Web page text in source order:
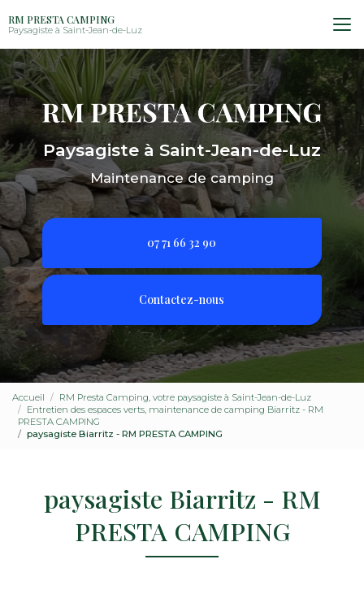
au
contenu
principal
RM PRESTA CAMPING
Paysagiste à Saint-Jean-de-Luz
Paysagiste à Saint-Jean-de-Luz
Maintenance de camping
07 71 66 32 90
Contactez-nous
Accueil
RM Presta Camping, votre paysagiste à Saint-Jean-de-Luz
Entretien des espaces verts, maintenance de camping Biarritz - RM
PRESTA CAMPING
paysagiste Biarritz - RM PRESTA CAMPING
paysagiste Biarritz - RM
PRESTA CAMPING